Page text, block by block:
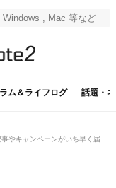
ム＆ライフログ 話題・
やキャンペーンがいち早く届